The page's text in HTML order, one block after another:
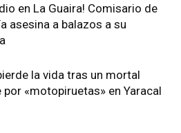
en La Guaira! Comisario de
asesina a balazos a su
la vida tras un mortal
por «motopiruetas» en Yaracal